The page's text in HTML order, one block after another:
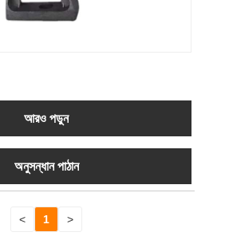
আরও পড়ুন
অনুসন্ধান পাঠান
< 1 >